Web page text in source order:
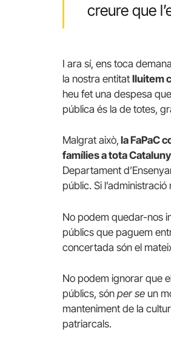
creure que
I ara sí, ens toca
la nostra entitat lluitem
heu fet una despesa
pública és la de totes,
Malgrat això, la FaPaC
famílies a tota
Departament
públic. Si
No podem quedar-nos
públics que paguem
concertada són el
No podem ignorar que
públics, són per se un
manteniment de la
patriarcals.